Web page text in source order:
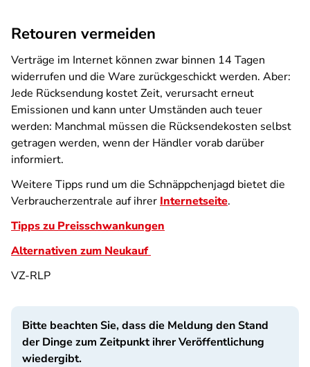
Retouren vermeiden
Verträge im Internet können zwar binnen 14 Tagen
widerrufen und die Ware zurückgeschickt werden. Aber:
Jede Rücksendung kostet Zeit, verursacht erneut
Emissionen und kann unter Umständen auch teuer
werden: Manchmal müssen die Rücksendekosten selbst
getragen werden, wenn der Händler vorab darüber
informiert.
Weitere Tipps rund um die Schnäppchenjagd bietet die
Verbraucherzentrale auf ihrer Internetseite.
Tipps zu Preisschwankungen
Alternativen zum Neukauf
VZ-RLP
Bitte beachten Sie, dass die Meldung den Stand
der Dinge zum Zeitpunkt ihrer Veröffentlichung
wiedergibt.